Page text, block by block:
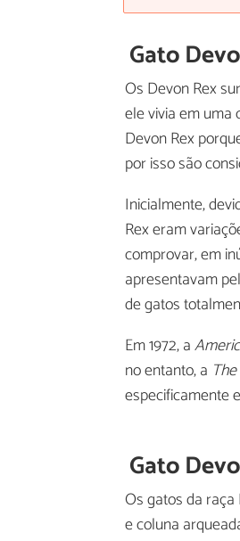
Gato
Os Devon Rex
ele vivia em uma
Devon Rex
por isso são
Inicialmente,
Rex eram
comprovar, em
apresentavam
de gatos
Em 1972, a
no entanto, a
especificamente
Gato
Os gatos da
e coluna